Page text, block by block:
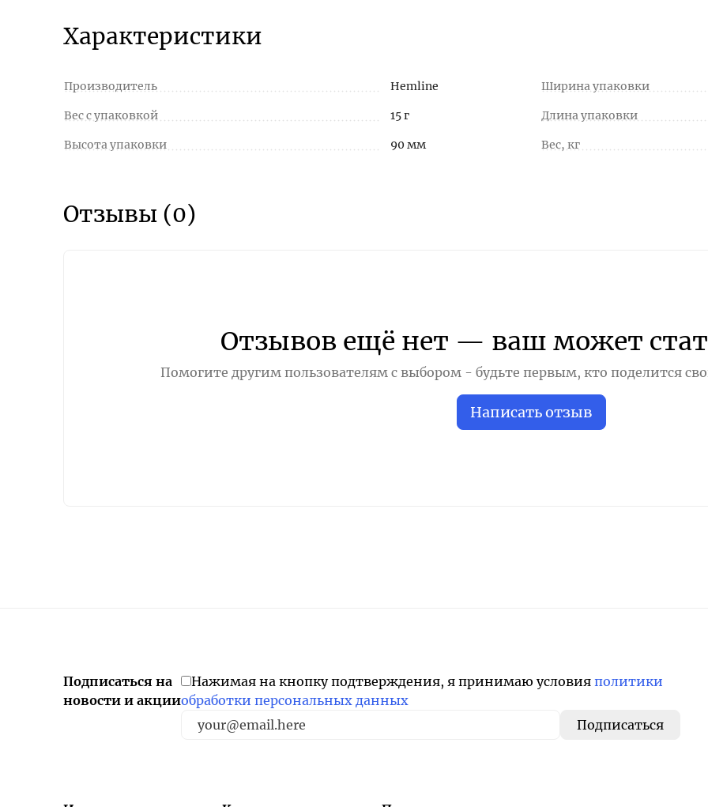
Характеристики
Производитель Hemline
Вес с упаковкой 15 г
Высота упаковки 90 мм
Ширина упаковки
Длина упаковки
Вес, кг
Отзывы (0)
Отзывов ещё нет — ваш может
Помогите другим пользователям с выбором - будьте первым, кто поделится
Написать отзыв
Подписаться на
новости и акции
Нажимая на кнопку подтверждения, я принимаю условия политики
обработки персональных данных